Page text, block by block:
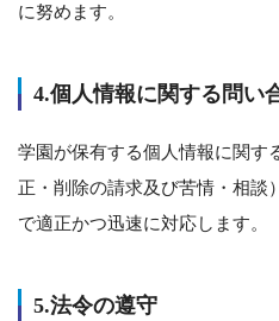
に努めます。
4.個人情報に関する問い
学園が保有する個人情報に関す
正・削除の請求及び苦情・相談
で適正かつ迅速に対応します。
5.法令の遵守